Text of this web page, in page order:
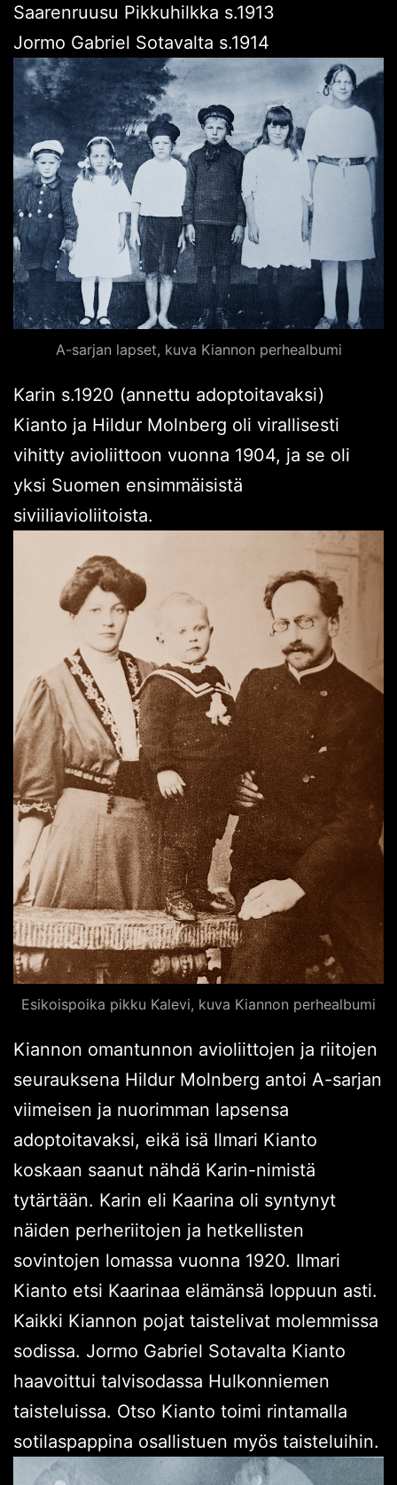
Saarenruusu Pikkuhilkka s.1913
Jormo Gabriel Sotavalta s.1914
A-sarjan lapset, kuva Kiannon perhealbumi
Karin s.1920 (annettu adoptoitavaksi)
Kianto ja Hildur Molnberg oli virallisesti
vihitty avioliittoon vuonna 1904, ja se oli
yksi Suomen ensimmäisistä
siviiliavioliitoista.
Esikoispoika pikku Kalevi, kuva Kiannon perhealbumi
Kiannon omantunnon avioliittojen ja riitojen
seurauksena Hildur Molnberg antoi A-sarjan
viimeisen ja nuorimman lapsensa
adoptoitavaksi, eikä isä Ilmari Kianto
koskaan saanut nähdä Karin-nimistä
tytärtään. Karin eli Kaarina oli syntynyt
näiden perheriitojen ja hetkellisten
sovintojen lomassa vuonna 1920. Ilmari
Kianto etsi Kaarinaa elämänsä loppuun asti.
Kaikki Kiannon pojat taistelivat molemmissa
sodissa. Jormo Gabriel Sotavalta Kianto
haavoittui talvisodassa Hulkonniemen
taisteluissa. Otso Kianto toimi rintamalla
sotilaspappina osallistuen myös taisteluihin.